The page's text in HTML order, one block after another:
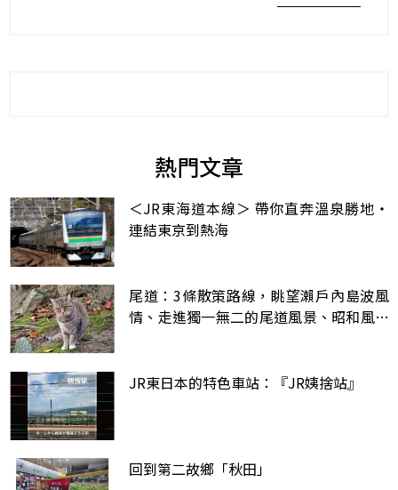
熱門文章
＜JR東海道本線＞ 帶你直奔溫泉勝地・
連結東京到熱海
尾道：3條散策路線，眺望瀨戶內島波風
情、走進獨一無二的尾道風景、昭和風的
JR東日本的特色車站：『JR姨捨站』
回到第二故鄉「秋田」